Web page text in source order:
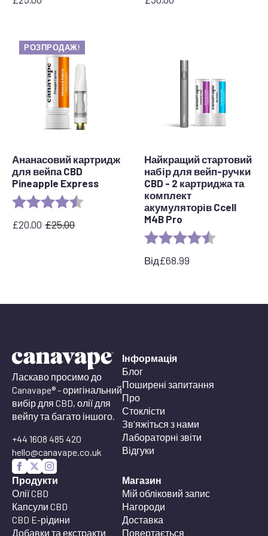
РОЗПРОДАЖ!
Ананасовий картридж
для вейпа CBD
Pineapple Express
Rating: 4.6 out of 5 stars
£25.00
Оригінальна
£20.00
Поточна
Найкращий стартовий
набір для вейп-ручки
CBD - 2 картриджа та
комплект
акумуляторів Ccell
M4B Pro
Rating: 4.7 out of 5
Від£68.99
Ласкаво просимо до
Canavape® - оригінальний
вибір для CBD, олії для
вейпу та багато іншого.
+44 1608 485 420
hello@canavape.co.uk
Інформація
Блог
Поширені запитання
Про
Стоклісти
Зв'яжіться з нами
Лабораторні звіти
Відгуки
Продукти
Олії CBD
Капсули CBD
CBD E-рідини
Добавки та екстракти
Магазин
Мій обліковий запис
Нагороди
Доставка
Повертається